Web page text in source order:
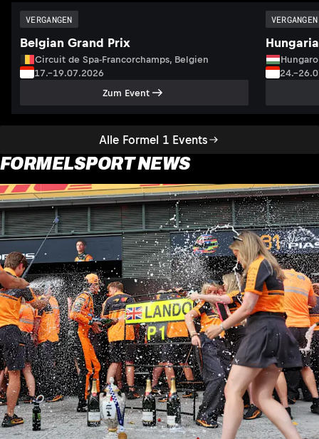
Alle Formel 1 Events
VERGANGEN
Belgian Grand Prix
Circuit de Spa-Francorchamps, Belgien
17.–19.07.2026
Zum Event
VERGANGEN
FORMELSPORT NEWS